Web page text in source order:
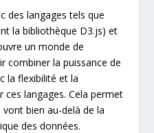
des langages tels que
la bibliothèque D3.js) et
un monde de
combiner la puissance de
la flexibilité et la
langages. Cela permet
bien au-delà de la
des données.